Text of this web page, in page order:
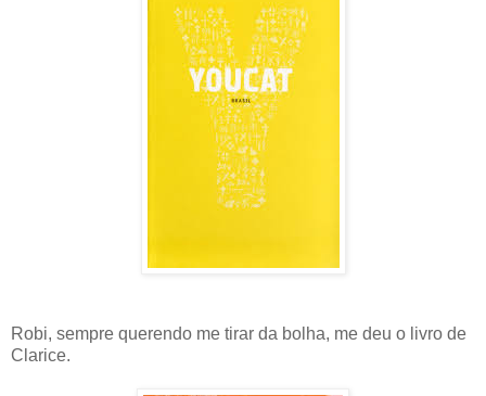
Robi, sempre querendo me tirar da bolha, me deu o livro de
Clarice.